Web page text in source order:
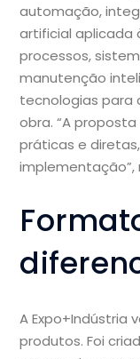
automação,
artificial aplicada
processos,
manutenção
tecnologias para
obra. “A
práticas e
implementação”,
A Expo+Indústria
produtos. Foi